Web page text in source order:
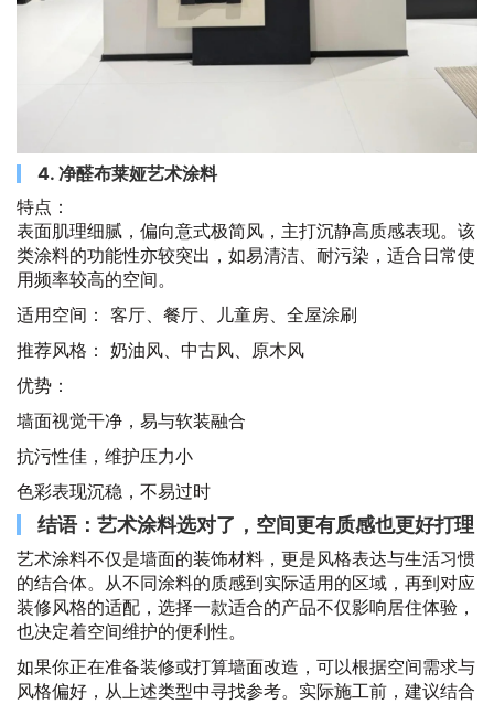
4. 净醛布莱娅艺术涂料
特点：
表面肌理细腻，偏向意式极简风，主打沉静高质感表现。该
类涂料的功能性亦较突出，如易清洁、耐污染，适合日常使
用频率较高的空间。
适用空间： 客厅、餐厅、儿童房、全屋涂刷
推荐风格： 奶油风、中古风、原木风
优势：
墙面视觉干净，易与软装融合
抗污性佳，维护压力小
色彩表现沉稳，不易过时
结语：艺术涂料选对了，空间更有质感也更好打理
艺术涂料不仅是墙面的装饰材料，更是风格表达与生活习惯
的结合体。从不同涂料的质感到实际适用的区域，再到对应
装修风格的适配，选择一款适合的产品不仅影响居住体验，
也决定着空间维护的便利性。
如果你正在准备装修或打算墙面改造，可以根据空间需求与
风格偏好，从上述类型中寻找参考。实际施工前，建议结合